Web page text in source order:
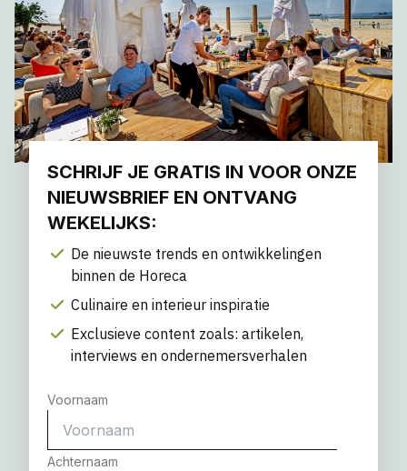
SCHRIJF JE GRATIS IN VOOR ONZE
NIEUWSBRIEF EN ONTVANG
WEKELIJKS:
De nieuwste trends en ontwikkelingen
binnen de Horeca
Culinaire en interieur inspiratie
Exclusieve content zoals: artikelen,
interviews en ondernemersverhalen
Voornaam
Achternaam